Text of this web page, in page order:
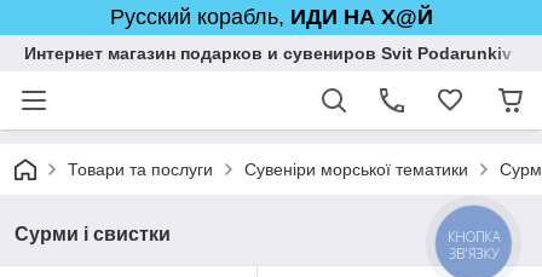
Русский корабль, ИДИ НА Х@Й
Интернет магазин подарков и сувениров Svit Podarunkiv
Товари та послуги Сувеніри морської тематики
Сурми і свистки
КНОПКА
ЗВ'ЯЗКУ